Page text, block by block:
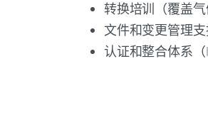
转换培训（覆盖
文件和变更管理
认证和整合体系（